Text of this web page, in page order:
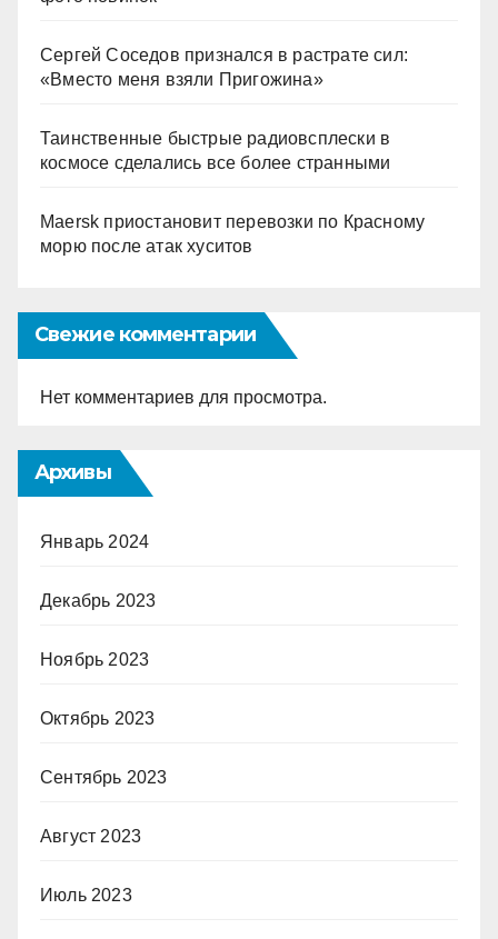
Сергей Соседов признался в растрате сил:
«Вместо меня взяли Пригожина»
Таинственные быстрые радиовсплески в
космосе сделались все более странными
Maersk приостановит перевозки по Красному
морю после атак хуситов
Свежие комментарии
Нет комментариев для просмотра.
Архивы
Январь 2024
Декабрь 2023
Ноябрь 2023
Октябрь 2023
Сентябрь 2023
Август 2023
Июль 2023